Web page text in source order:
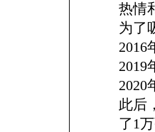
热情
为了
2016
2019
2020
此后
了1